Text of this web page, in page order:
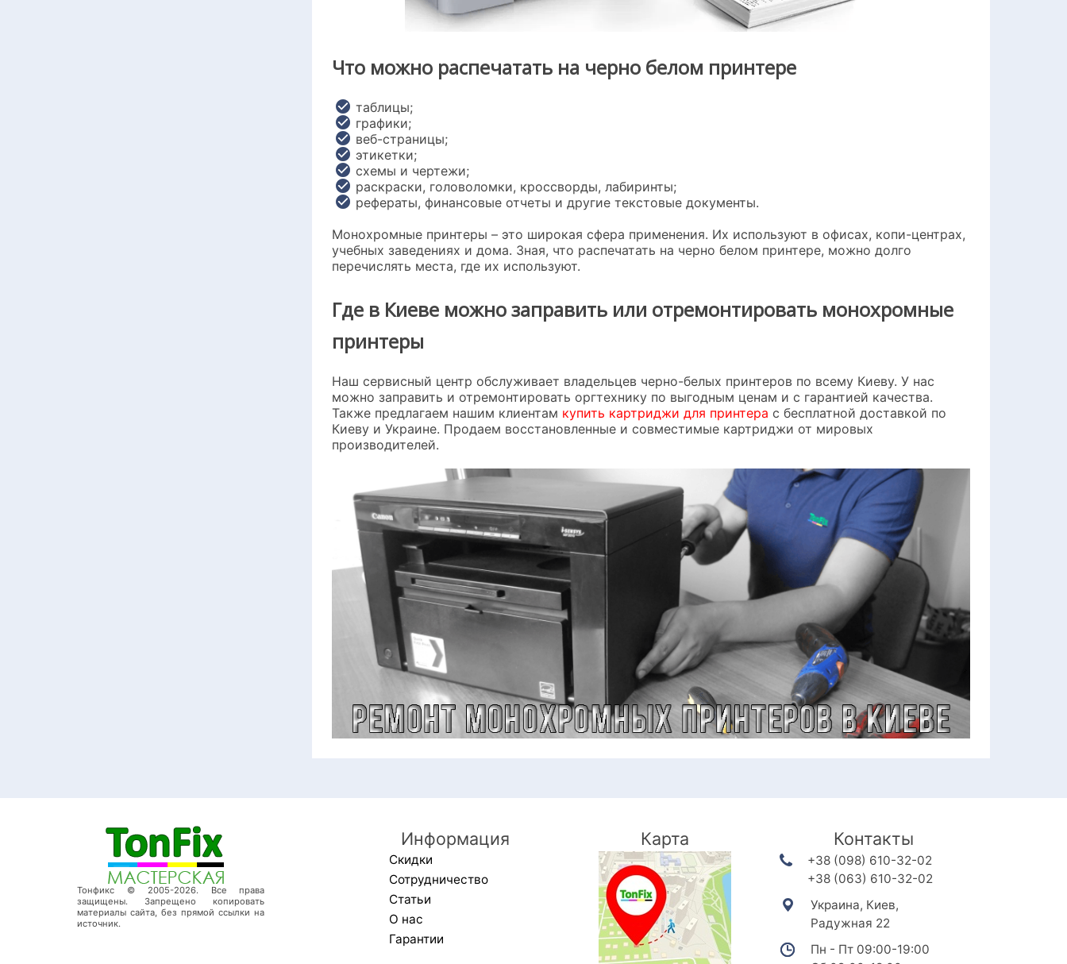
Что можно распечатать на черно белом принтере
таблицы;
графики;
веб-страницы;
этикетки;
схемы и чертежи;
раскраски, головоломки, кроссворды, лабиринты;
рефераты, финансовые отчеты и другие текстовые документы.
Монохромные принтеры – это широкая сфера применения. Их используют в офисах, копи-центрах,
учебных заведениях и дома. Зная, что распечатать на черно белом принтере, можно долго
перечислять места, где их используют.
Где в Киеве можно заправить или отремонтировать монохромные
принтеры
Наш сервисный центр обслуживает владельцев черно-белых принтеров по всему Киеву. У нас
можно заправить и отремонтировать оргтехнику по выгодным ценам и с гарантией качества.
Также предлагаем нашим клиентам купить картриджи для принтера с бесплатной доставкой по
Киеву и Украине. Продаем восстановленные и совместимые картриджи от мировых
производителей.
Тонфикс © 2005-2026. Все права
защищены. Запрещено копировать
материалы сайта, без прямой ссылки на
источник.
Информация
Скидки
Сотрудничество
Статьи
О нас
Гарантии
Карта Контакты
+38 (098) 610-32-02
+38 (063) 610-32-02
Украина, Киев,
Радужная 22
Пн - Пт 09:00-19:00